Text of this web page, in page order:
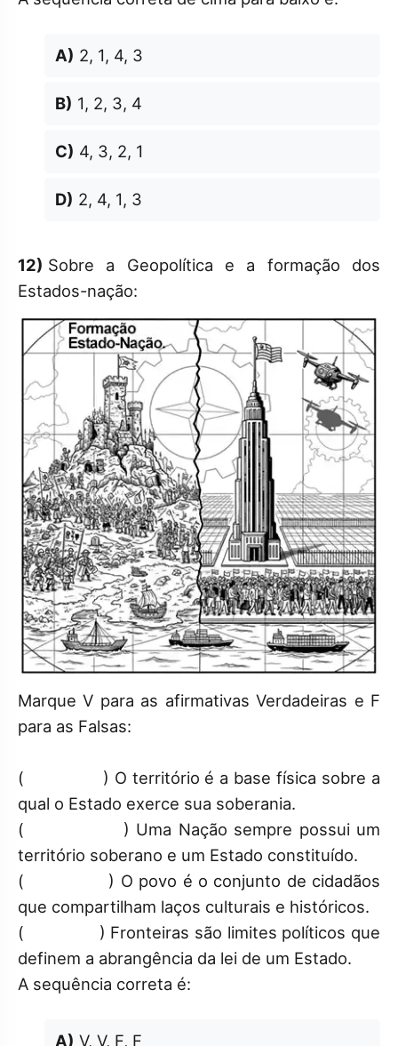
A) 2, 1, 4, 3
B) 1, 2, 3, 4
C) 4, 3, 2, 1
D) 2, 4, 1, 3
12) Sobre a Geopolítica e a formação dos
Estados-nação:
Marque V para as afirmativas Verdadeiras e F
para as Falsas:
( ) O território é a base física sobre a
qual o Estado exerce sua soberania.
( ) Uma Nação sempre possui um
território soberano e um Estado constituído.
( ) O povo é o conjunto de cidadãos
que compartilham laços culturais e históricos.
( ) Fronteiras são limites políticos que
definem a abrangência da lei de um Estado.
A sequência correta é:
A) V, V, F, F